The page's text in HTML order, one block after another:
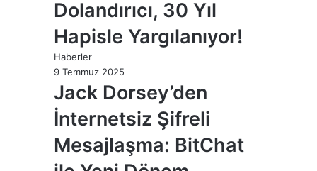
Dolandırıcı, 30 Yıl
Hapisle Yargılanıyor!
Haberler
9 Temmuz 2025
Jack Dorsey’den
İnternetsiz Şifreli
Mesajlaşma: BitChat